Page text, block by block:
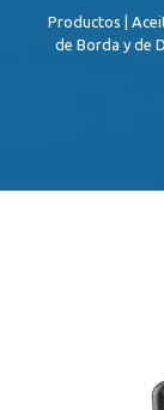
Productos
de Borda y de